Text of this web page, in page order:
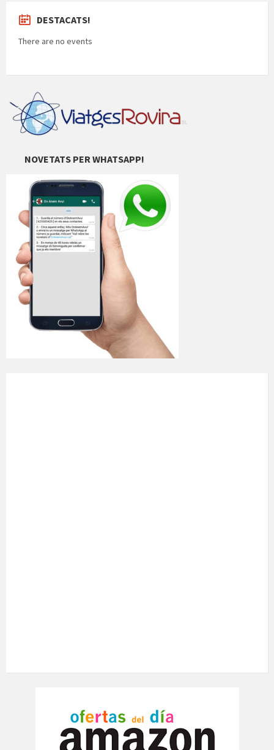
DESTACATS!
There are no events
NOVETATS PER WHATSAPP!